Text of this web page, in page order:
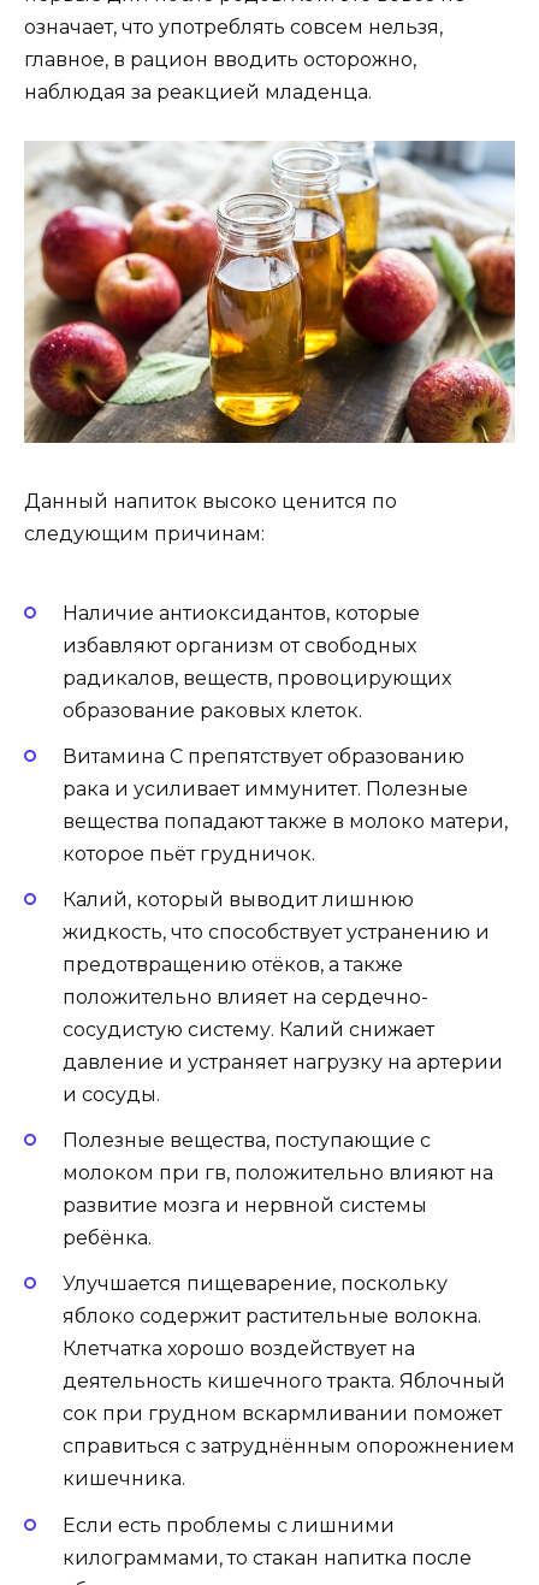
означает, что употреблять совсем нельзя,
главное, в рацион вводить осторожно,
наблюдая за реакцией младенца.
Данный напиток высоко ценится по
следующим причинам:
Наличие антиоксидантов, которые
избавляют организм от свободных
радикалов, веществ, провоцирующих
образование раковых клеток.
Витамина С препятствует образованию
рака и усиливает иммунитет. Полезные
вещества попадают также в молоко матери,
которое пьёт грудничок.
Калий, который выводит лишнюю
жидкость, что способствует устранению и
предотвращению отёков, а также
положительно влияет на сердечно-
сосудистую систему. Калий снижает
давление и устраняет нагрузку на артерии
и сосуды.
Полезные вещества, поступающие с
молоком при гв, положительно влияют на
развитие мозга и нервной системы
ребёнка.
Улучшается пищеварение, поскольку
яблоко содержит растительные волокна.
Клетчатка хорошо воздействует на
деятельность кишечного тракта. Яблочный
сок при грудном вскармливании поможет
справиться с затруднённым опорожнением
кишечника.
Если есть проблемы с лишними
килограммами, то стакан напитка после